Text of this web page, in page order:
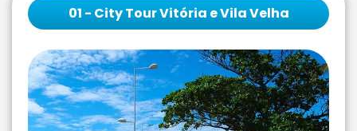
01 - City Tour Vitória e Vila Velha